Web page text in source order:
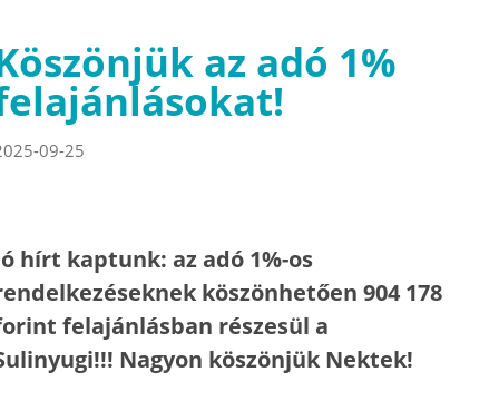
az adó 1%
09-25
hírt kaptunk: az adó 1%-os
köszönhetően 904 178
felajánlásban részesül a
Nagyon köszönjük Nektek!